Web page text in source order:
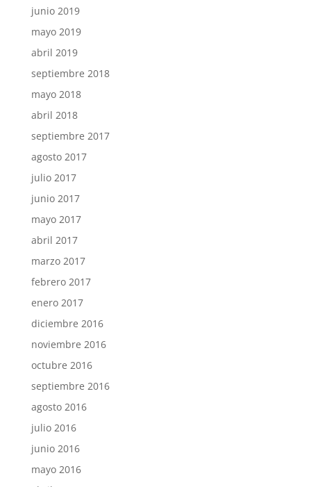
junio 2019
mayo 2019
abril 2019
septiembre 2018
mayo 2018
abril 2018
septiembre 2017
agosto 2017
julio 2017
junio 2017
mayo 2017
abril 2017
marzo 2017
febrero 2017
enero 2017
diciembre 2016
noviembre 2016
octubre 2016
septiembre 2016
agosto 2016
julio 2016
junio 2016
mayo 2016